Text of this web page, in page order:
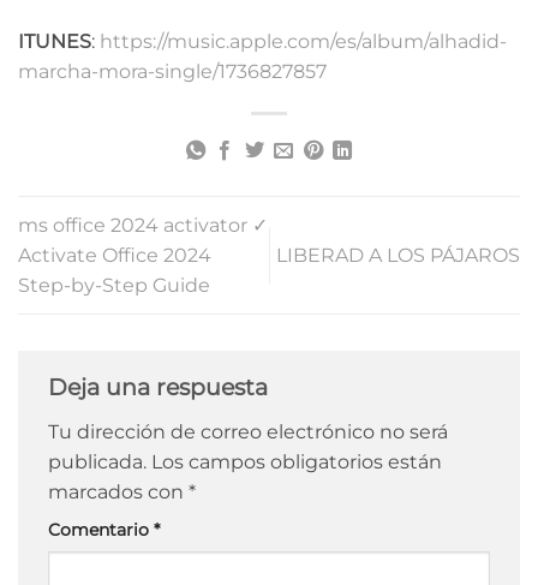
ITUNES: https://music.apple.com/es/album/alhadid-
marcha-mora-single/1736827857
ms office 2024 activator ✓
Activate Office 2024
Step-by-Step Guide
LIBERAD A LOS PÁJAROS
Deja una respuesta
Tu dirección de correo electrónico no será
publicada. Los campos obligatorios están
marcados con *
Comentario *